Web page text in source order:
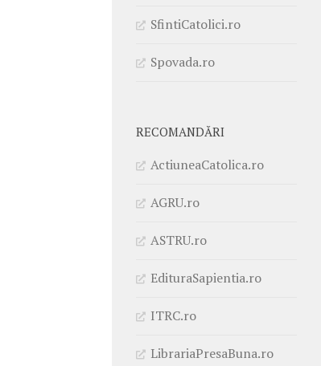
SfintiCatolici.ro
Spovada.ro
RECOMANDĂRI
ActiuneaCatolica.ro
AGRU.ro
ASTRU.ro
EdituraSapientia.ro
ITRC.ro
LibrariaPresaBuna.ro